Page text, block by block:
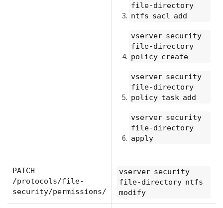
file-directory
ntfs sacl add
vserver security
file-directory
policy create
vserver security
file-directory
policy task add
vserver security
file-directory
apply
PATCH
/protocols/file-
security/permissions/
vserver security
file-directory ntfs
modify